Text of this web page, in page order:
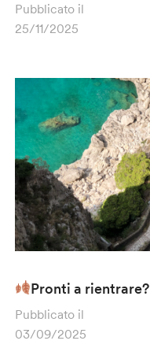
Pubblicato il
25/11/2025
Pronti a rientrare?
Pubblicato il
03/09/2025